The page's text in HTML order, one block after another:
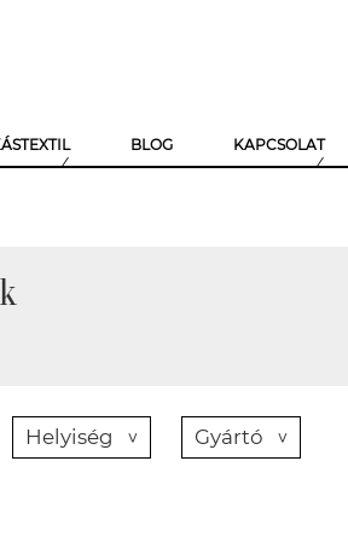
BLOG KAPCSOLAT
Helyiség Gyártó